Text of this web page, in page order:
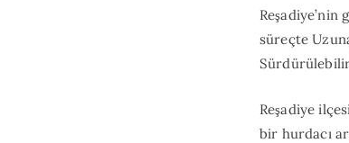
Reşadiye’nin
süreçte
Sürdürülebilir
Reşadiye
bir hurdacı